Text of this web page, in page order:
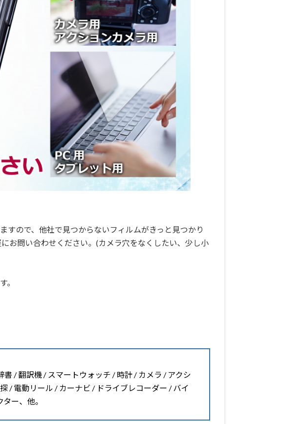
すので、他社で見つからないフィルムがきっと見つかり
お問い合わせください。(カメラ穴をなくしたい、少し小
。
/ 翻訳機 / スマートウォッチ / 時計 / カメラ / アクシ
/ 電動リール / カーナビ / ドライブレコーダー / バイ
ー、他。